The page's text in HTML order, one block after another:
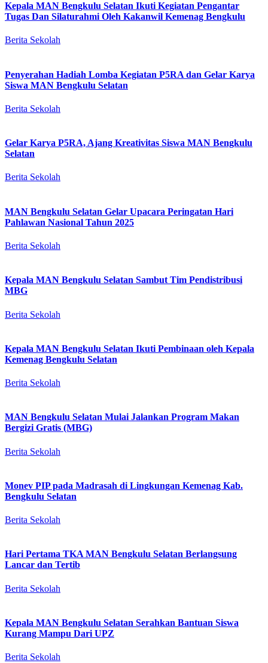
Kepala MAN Bengkulu Selatan Ikuti Kegiatan Pengantar
Tugas Dan Silaturahmi Oleh Kakanwil Kemenag Bengkulu
Berita Sekolah
Penyerahan Hadiah Lomba Kegiatan P5RA dan Gelar Karya
Siswa MAN Bengkulu Selatan
Berita Sekolah
Gelar Karya P5RA, Ajang Kreativitas Siswa MAN Bengkulu
Selatan
Berita Sekolah
MAN Bengkulu Selatan Gelar Upacara Peringatan Hari
Pahlawan Nasional Tahun 2025
Berita Sekolah
Kepala MAN Bengkulu Selatan Sambut Tim Pendistribusi
MBG
Berita Sekolah
Kepala MAN Bengkulu Selatan Ikuti Pembinaan oleh Kepala
Kemenag Bengkulu Selatan
Berita Sekolah
MAN Bengkulu Selatan Mulai Jalankan Program Makan
Bergizi Gratis (MBG)
Berita Sekolah
Monev PIP pada Madrasah di Lingkungan Kemenag Kab.
Bengkulu Selatan
Berita Sekolah
Hari Pertama TKA MAN Bengkulu Selatan Berlangsung
Lancar dan Tertib
Berita Sekolah
Kepala MAN Bengkulu Selatan Serahkan Bantuan Siswa
Kurang Mampu Dari UPZ
Berita Sekolah